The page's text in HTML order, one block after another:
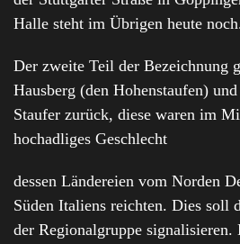
Halle steht im Übrigen heute
Der zweite Teil der Bezeichnung
Hausberg (den Hohenstaufen)
Staufer zurück, diese waren im
hochadliges Geschlecht
dessen Ländereien vom Norden
Süden Italiens reichten. Dies soll
der Regionalgruppe signalisieren.